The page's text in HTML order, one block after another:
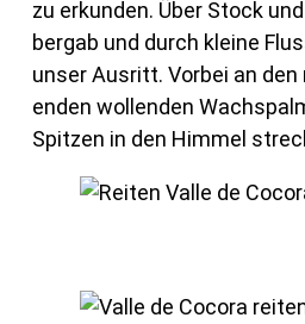
zu erkunden. Über Stock
bergab und durch kleine
unser Ausritt. Vorbei an den
enden wollenden
Spitzen in den Himmel